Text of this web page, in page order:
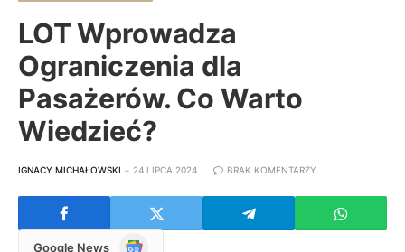
LOT Wprowadza
Ograniczenia dla
Pasażerów. Co Warto
Wiedzieć?
IGNACY MICHAŁOWSKI 24 LIPCA 2024 BRAK KOMENTARZY
Google News Google